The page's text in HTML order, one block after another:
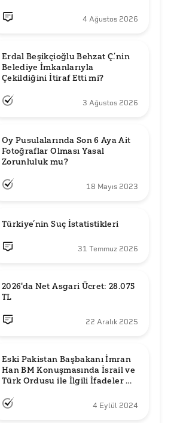
4 Ağustos 2026
Erdal Beşikçioğlu Behzat Ç.’nin
Belediye İmkanlarıyla
3 Ağustos 2026
Oy Pusulalarında Son 6 Aya Ait
Fotoğraflar Olması Yasal
Zorunluluk mu?
18 Mayıs 2023
Türkiye’nin Suç İstatistikleri
31 Temmuz 2026
2026'da Net Asgari Ücret: 28.075
TL
22 Aralık 2025
Eski Pakistan Başbakanı İmran
Han BM Konuşmasında İsrail ve
Türk Ordusu ile İlgili İfadeler mi
4 Eylül 2024